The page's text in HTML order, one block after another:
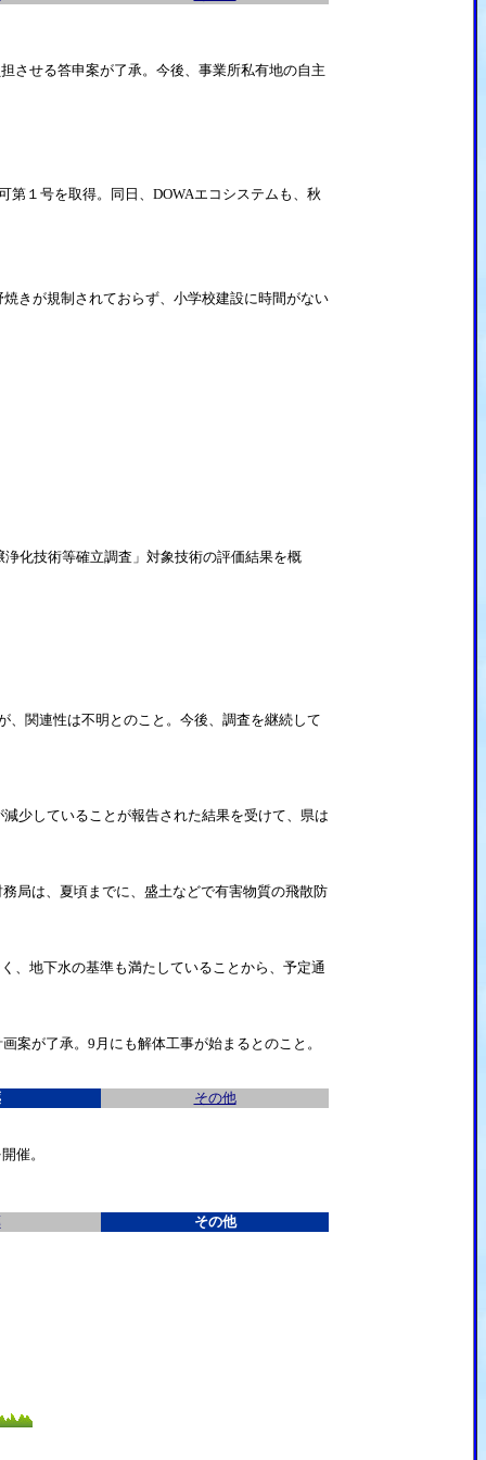
させる答申案が了承。今後、事業所私有地の自主
１号を取得。同日、DOWAエコシステムも、秋
きが規制されておらず、小学校建設に時間がない
化技術等確立調査」対象技術の評価結果を概
関連性は不明とのこと。今後、調査を継続して
少していることが報告された結果を受けて、県は
局は、夏頃までに、盛土などで有害物質の飛散防
、地下水の基準も満たしていることから、予定通
が了承。9月にも解体工事が始まるとのこと。
その他
催。
その他